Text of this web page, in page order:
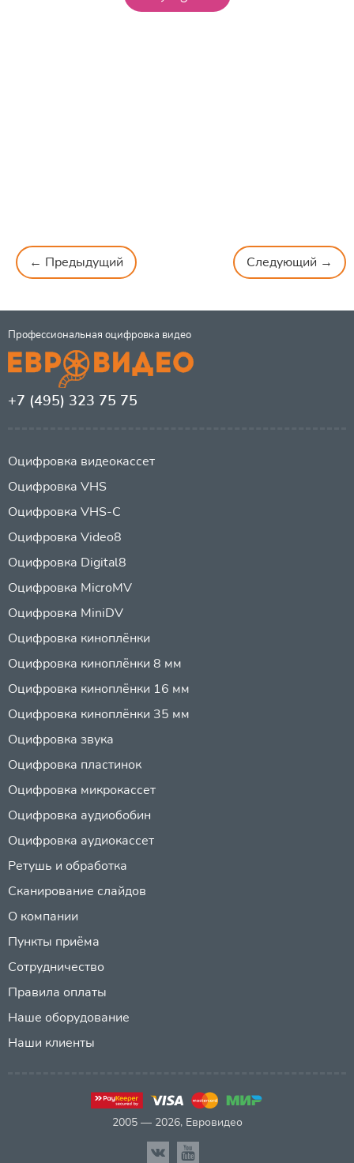
← Предыдущий Следующий →
Профессиональная оцифровка видео
+7 (495) 323 75 75
Оцифровка видеокассет
Оцифровка VHS
Оцифровка VHS-C
Оцифровка Video8
Оцифровка Digital8
Оцифровка MicroMV
Оцифровка MiniDV
Оцифровка киноплёнки
Оцифровка киноплёнки 8 мм
Оцифровка киноплёнки 16 мм
Оцифровка киноплёнки 35 мм
Оцифровка звука
Оцифровка пластинок
Оцифровка микрокассет
Оцифровка аудиобобин
Оцифровка аудиокассет
Ретушь и обработка
Сканирование слайдов
О компании
Пункты приёма
Сотрудничество
Правила оплаты
Наше оборудование
Наши клиенты
2005 — 2026, Евровидео